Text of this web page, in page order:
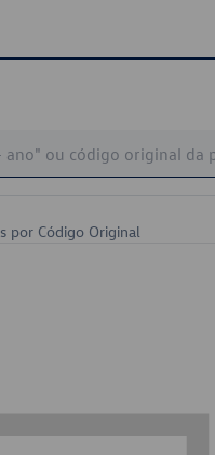
por Código Original